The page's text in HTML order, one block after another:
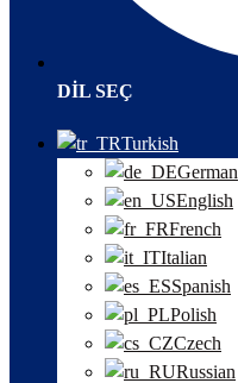
DIL SEÇ
Turkish
German
English
French
Italian
Spanish
Polish
Czech
Russian